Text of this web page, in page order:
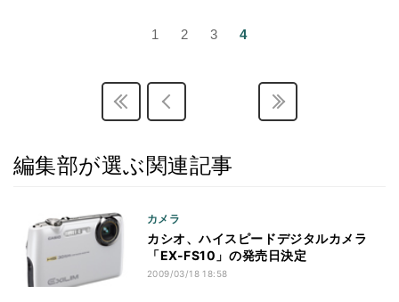
1 2 3 4
編集部が選ぶ関連記事
カメラ
カシオ、ハイスピードデジタルカメラ
「EX-FS10」の発売日決定
2009/03/18 18:58